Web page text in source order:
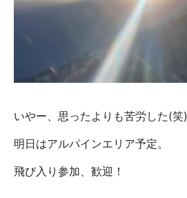
いやー、思ったよりも苦労した(笑)
明日はアルパインエリア予定。
飛び入り参加、歓迎！